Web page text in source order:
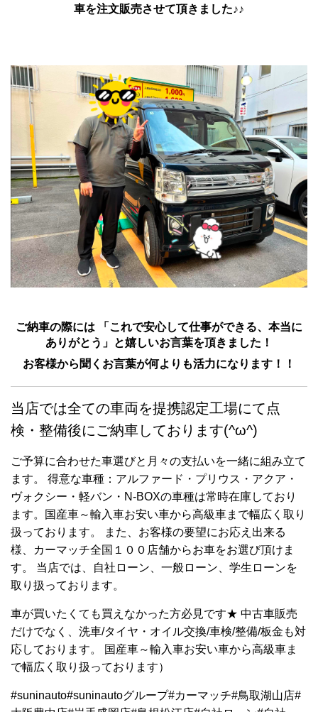
車を注文販売させて頂きました♪︎♪︎
ご納車の際には 「これで安心して仕事ができる、本当に
ありがとう」と嬉しいお言葉を頂きました！
お客様から聞くお言葉が何よりも活力になります！！
当店では全ての車両を提携認定工場にて点
検・整備後にご納車しております(^ω^)
ご予算に合わせた車選びと月々の支払いを一緒に組み立て
ます。 得意な車種：アルファード・プリウス・アクア・
ヴォクシー・軽バン・N-BOXの車種は常時在庫しており
ます。国産車～輸入車お安い車から高級車まで幅広く取り
扱っております。 また、お客様の要望にお応え出来る
様、カーマッチ全国１００店舗からお車をお選び頂けま
す。 当店では、自社ローン、一般ローン、学生ローンを
取り扱っております。
車が買いたくても買えなかった方必見です★ 中古車販売
だけでなく、洗車/タイヤ・オイル交換/車検/整備/板金も対
応しております。 国産車～輸入車お安い車から高級車ま
で幅広く取り扱っております）
#suninauto#suninautoグループ#カーマッチ#鳥取湖山店#